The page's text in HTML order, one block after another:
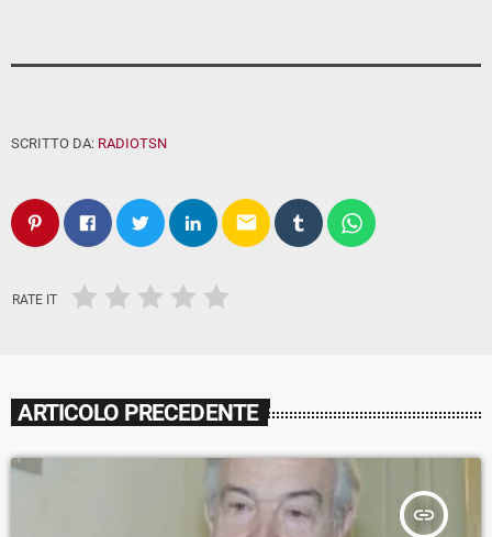
SCRITTO DA: RADIOTSN
email
RATE IT
ARTICOLO PRECEDENTE
insert_link